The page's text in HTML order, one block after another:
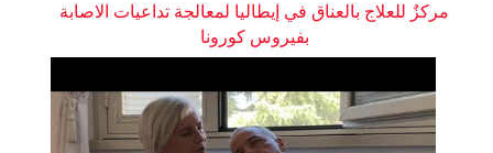
مركزٌ للعلاج بالعناق في إيطاليا لمعالجة تداعيات الاصابة
بفيروس كورونا